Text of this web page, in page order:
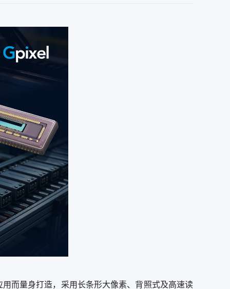
而量身打造，采用长条形大像素、背照式及高速读